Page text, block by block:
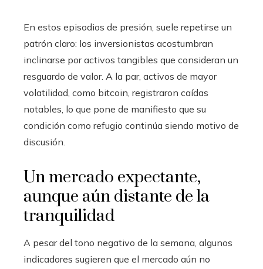
En estos episodios de presión, suele repetirse un
patrón claro: los inversionistas acostumbran
inclinarse por activos tangibles que consideran un
resguardo de valor. A la par, activos de mayor
volatilidad, como bitcoin, registraron caídas
notables, lo que pone de manifiesto que su
condición como refugio continúa siendo motivo de
discusión.
Un mercado expectante,
aunque aún distante de la
tranquilidad
A pesar del tono negativo de la semana, algunos
indicadores sugieren que el mercado aún no